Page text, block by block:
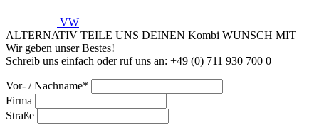
VW
ALTERNATIV TEILE UNS DEINEN Kombi WUNSCH MIT
Wir geben unser Bestes!
Schreib uns einfach oder ruf uns an: +49 (0) 711 930 700 0
Vor- / Nachname*
Firma
Straße